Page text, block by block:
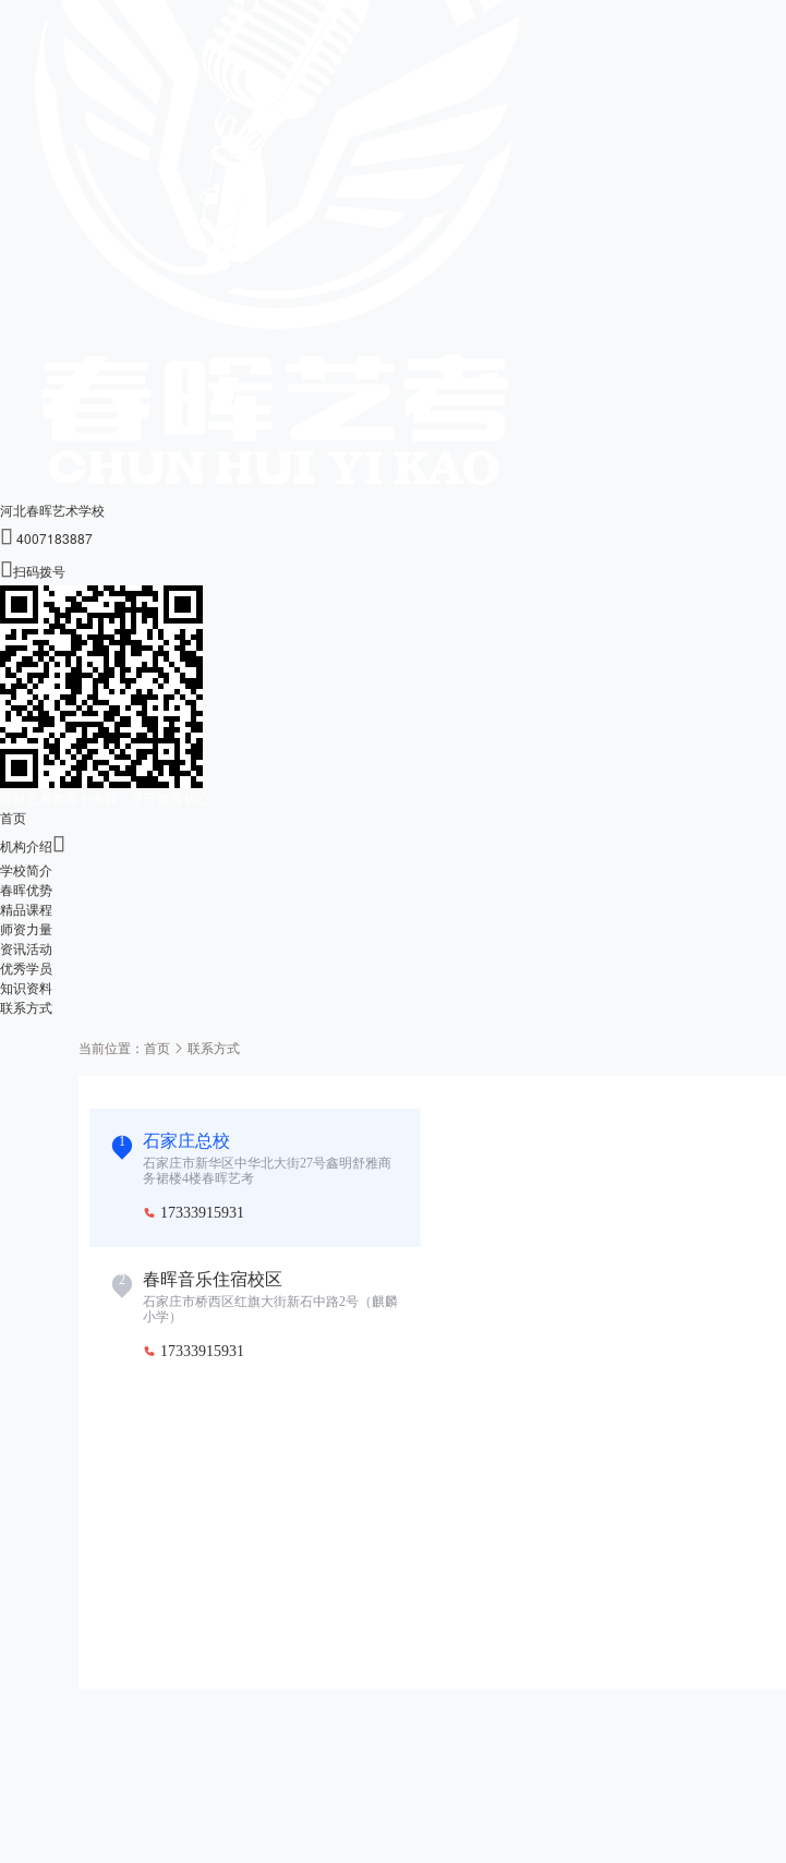
河北春晖艺术学校
 4007183887
扫码拨号
首页
机构介绍
学校简介
春晖优势
精品课程
师资力量
资讯活动
优秀学员
知识资料
联系方式
当前位置： 首页 联系方式
1 石家庄总校
石家庄市新华区中华北大街27号鑫明舒雅商
务裙楼4楼春晖艺考
 17333915931
2 春晖音乐住宿校区
石家庄市桥西区红旗大街新石中路2号（麒麟
小学）
 17333915931